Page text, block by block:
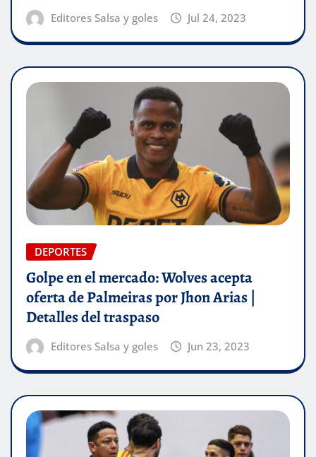
Editores Salsa y goles Jul 24, 2023
DEPORTES
Golpe en el mercado: Wolves acepta
oferta de Palmeiras por Jhon Arias |
Detalles del traspaso
Editores Salsa y goles Jun 23, 2023